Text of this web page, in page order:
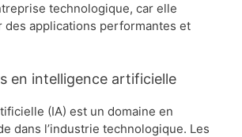
technologique, car elle
des applications performantes et
en intelligence artificielle
(IA) est un domaine en
dans l’industrie technologique. Les